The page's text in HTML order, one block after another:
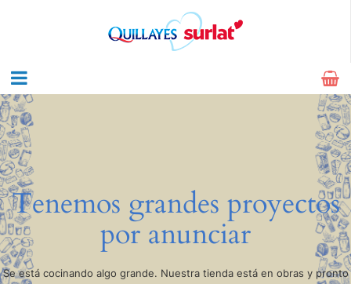
Tenemos grandes proyectos
por anunciar
Se está cocinando algo grande. Nuestra tienda está en obras y pronto